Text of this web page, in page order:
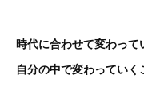
時代に合わせて変わって
自分の中で変わっていく